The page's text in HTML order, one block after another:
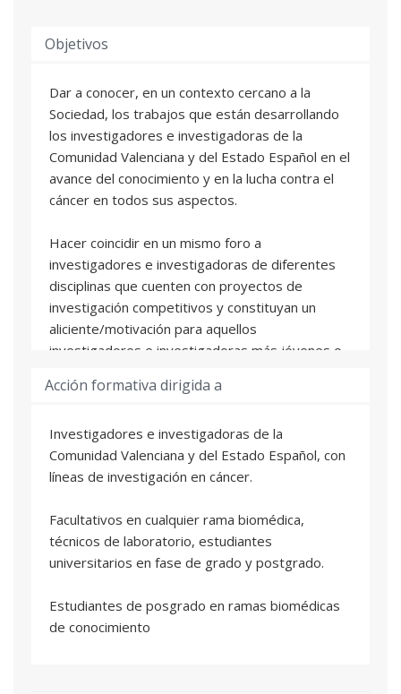
Objetivos
Dar a conocer, en un contexto cercano a la
Sociedad, los trabajos que están desarrollando
los investigadores e investigadoras de la
Comunidad Valenciana y del Estado Español en el
avance del conocimiento y en la lucha contra el
cáncer en todos sus aspectos.
Hacer coincidir en un mismo foro a
investigadores e investigadoras de diferentes
disciplinas que cuenten con proyectos de
investigación competitivos y constituyan un
aliciente/motivación para aquellos
investigadores e investigadoras más jóvenes o
encuentro entre los investigadores e
investigadoras de la Comunidad Valenciana para
fomentar sinergias entre diferentes grupos y
Dar a conocer las herramientas que ofrece la
Generalitat Valenciana en apoyo a la
Acción formativa dirigida a
Investigadores e investigadoras de la
Comunidad Valenciana y del Estado Español, con
líneas de investigación en cáncer.
Facultativos en cualquier rama biomédica,
técnicos de laboratorio, estudiantes
universitarios en fase de grado y postgrado.
Estudiantes de posgrado en ramas biomédicas
de conocimiento